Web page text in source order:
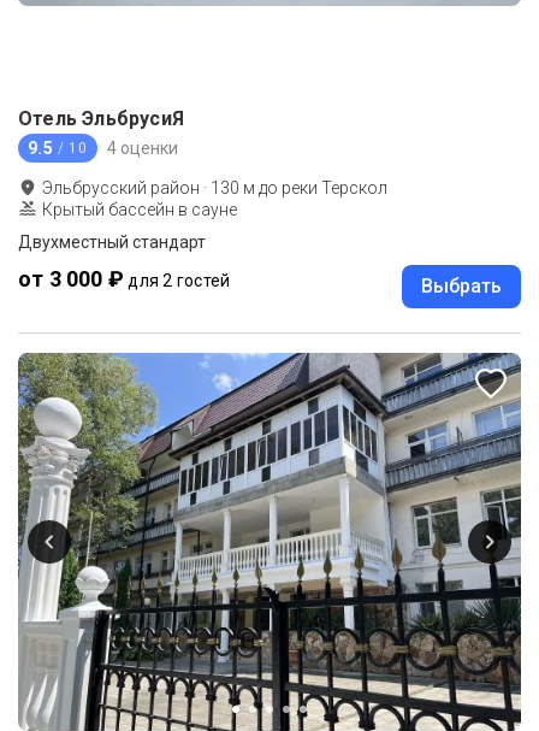
Отель ЭльбрусиЯ
9.5 / 10 4 оценки
Эльбрусский район · 130 м до реки Терскол
Крытый бассейн в сауне
Двухместный стандарт
от 3 000 ₽ для 2 гостей Выбрать